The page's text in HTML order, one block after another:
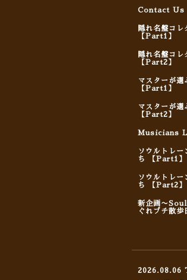
Contact Us
隠れ名盤コレ
【Part1】
隠れ名盤コレ
【Part2】
マスターが選
【Part1】
マスターが選
【Part2】
Musicians
ソウルトレー
ち 【Part1】
ソウルトレー
ち 【Part2】
新企画〜
ぐれプチ散歩
2026.08.06